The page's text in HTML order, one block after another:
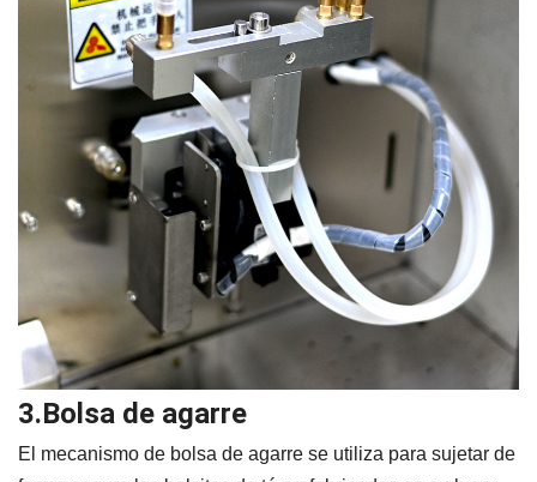
3.Bolsa de agarre
El mecanismo de bolsa de agarre se utiliza para sujetar de